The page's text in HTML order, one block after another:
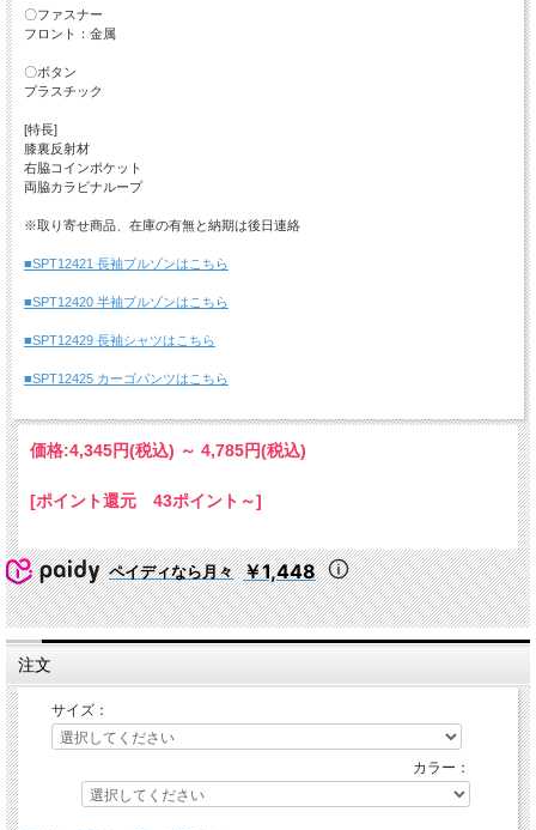
〇ファスナー
フロント：金属
〇ボタン
プラスチック
[特長]
膝裏反射材
右脇コインポケット
両脇カラビナループ
※取り寄せ商品、在庫の有無と納期は後日連絡
■SPT12421 長袖ブルゾンはこちら
■SPT12420 半袖ブルゾンはこちら
■SPT12429 長袖シャツはこちら
■SPT12425 カーゴパンツはこちら
価格:4,345円(税込) ～ 4,785円(税込)
[ポイント還元 43ポイント～]
ペイディなら月々 ￥1,448
注文
サイズ：
カラー：